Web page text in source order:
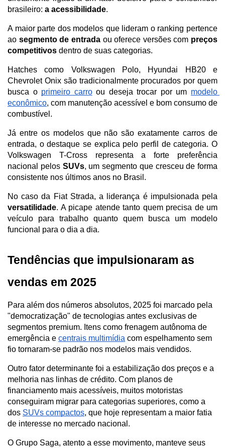
brasileiro: a acessibilidade.
A maior parte dos modelos que lideram o ranking pertence
ao segmento de entrada ou oferece versões com preços
competitivos dentro de suas categorias.
Hatches como Volkswagen Polo, Hyundai HB20 e
Chevrolet Onix são tradicionalmente procurados por quem
busca o primeiro carro ou deseja trocar por um modelo
econômico, com manutenção acessível e bom consumo de
combustível.
Já entre os modelos que não são exatamente carros de
entrada, o destaque se explica pelo perfil de categoria. O
Volkswagen T-Cross representa a forte preferência
nacional pelos SUVs, um segmento que cresceu de forma
consistente nos últimos anos no Brasil.
versatilidade. A picape atende tanto quem precisa de um
veículo para trabalho quanto quem busca um modelo
funcional para o dia a dia.
Tendências que impulsionaram as
vendas em 2025
Para além dos números absolutos, 2025 foi marcado pela
"democratização" de tecnologias antes exclusivas de
segmentos premium. Itens como frenagem autônoma de
emergência e centrais multimídia com espelhamento sem
fio tornaram-se padrão nos modelos mais vendidos.
Outro fator determinante foi a estabilização dos preços e a
melhoria nas linhas de crédito. Com planos de
financiamento mais acessíveis, muitos motoristas
conseguiram migrar para categorias superiores, como a
dos SUVs compactos, que hoje representam a maior fatia
de interesse no mercado nacional.
O Grupo Saga, atento a esse movimento, manteve seus